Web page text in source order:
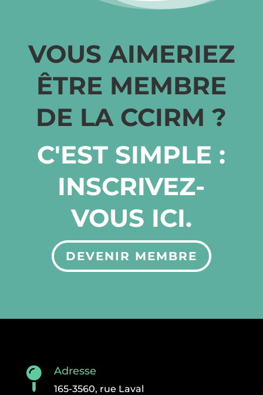
VOUS AIMERIEZ
ÊTRE MEMBRE
DE LA CCIRM ?
C'EST SIMPLE :
INSCRIVEZ-
VOUS ICI.
DEVENIR MEMBRE
 Adresse
165-3560, rue Laval